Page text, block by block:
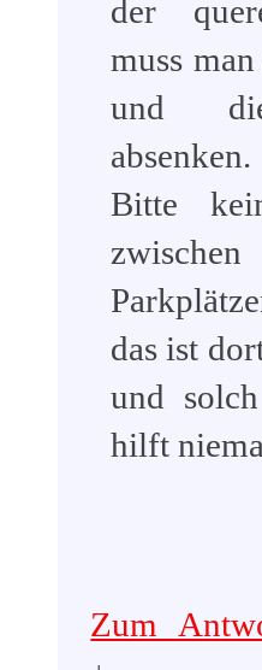
der
muss
und
absenken.
Bitte
das ist
und
hilft
Zum